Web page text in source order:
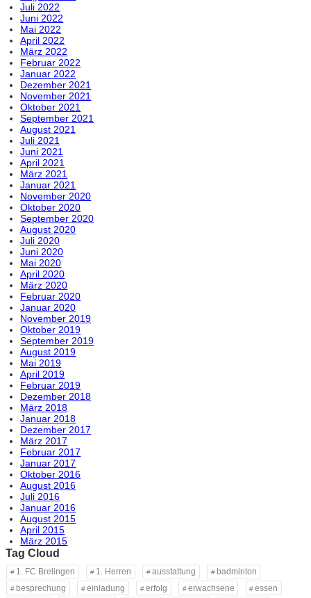
Juli 2022
Juni 2022
Mai 2022
April 2022
März 2022
Februar 2022
Januar 2022
Dezember 2021
November 2021
Oktober 2021
September 2021
August 2021
Juli 2021
Juni 2021
April 2021
März 2021
Januar 2021
November 2020
Oktober 2020
September 2020
August 2020
Juli 2020
Juni 2020
Mai 2020
April 2020
März 2020
Februar 2020
Januar 2020
November 2019
Oktober 2019
September 2019
August 2019
Mai 2019
April 2019
Februar 2019
Dezember 2018
März 2018
Januar 2018
Dezember 2017
März 2017
Februar 2017
Januar 2017
Oktober 2016
August 2016
Juli 2016
Januar 2016
August 2015
April 2015
März 2015
Tag Cloud
1. FC Brelingen 1. Herren ausstattung
badminton
besprechung
einladung erfolg erwachsene
essen